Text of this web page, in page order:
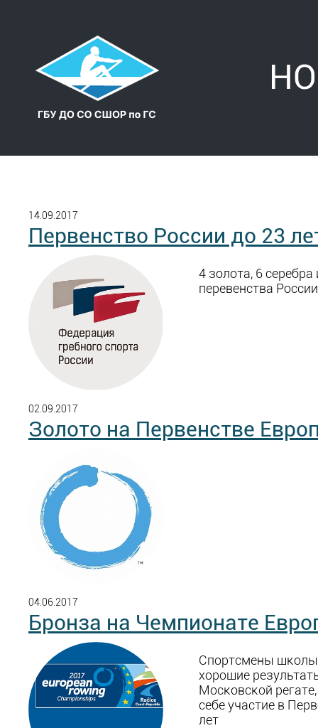
14.09.2017
Первенство России до 23
4 золота, 6 серебра
перевенства России
02.09.2017
Золото на Первенстве
04.06.2017
Бронза на Чемпионате
Спортсмены
хорошие
Московской
себе участие в
лет